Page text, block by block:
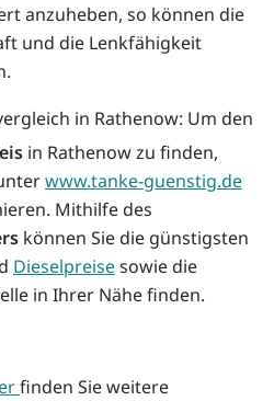
anzuheben, so können die
und die Lenkfähigkeit
in Rathenow: Um den
in Rathenow zu finden,
www.tanke-guenstig.de
Mithilfe des
können Sie die günstigsten
Dieselpreisesowie die
in Ihrer Nähe finden.
finden Sie weitere